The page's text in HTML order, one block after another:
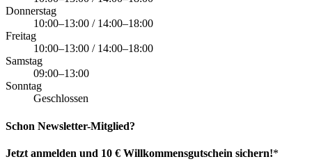
Donnerstag
10:00–13:00 / 14:00–18:00
Freitag
10:00–13:00 / 14:00–18:00
Samstag
09:00–13:00
Sonntag
Geschlossen
Schon Newsletter-Mitglied?
Jetzt anmelden und 10 € Willkommensgutschein sichern!*